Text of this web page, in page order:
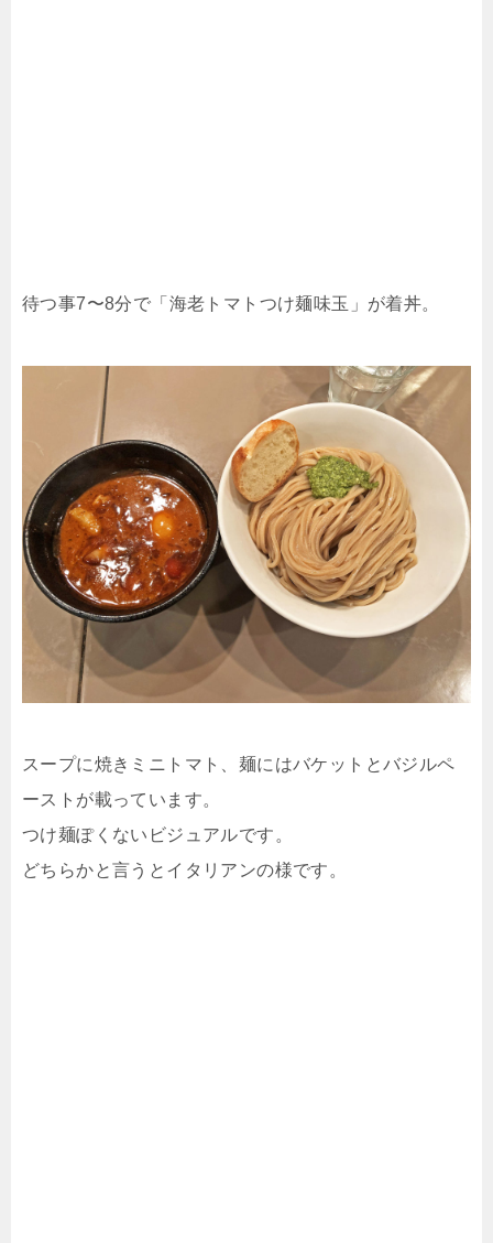
待つ事7〜8分で「海老トマトつけ麺味玉」が着丼。
スープに焼きミニトマト、麺にはバケットとバジルペ
ーストが載っています。
つけ麺ぽくないビジュアルです。
どちらかと言うとイタリアンの様です。